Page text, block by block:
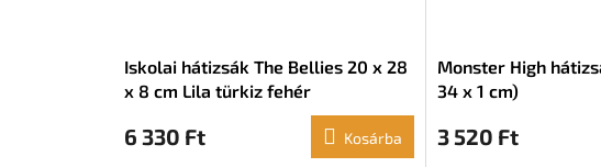
Iskolai hátizsák The Bellies 20 x 28
x 8 cm Lila türkiz fehér
6 330 Ft Kosárba
Monster High
34 x 1 cm)
3 520 Ft